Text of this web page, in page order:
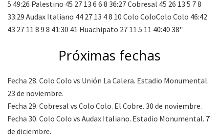
Próximas fechas
Fecha 28. Colo Colo vs Unión La Calera. Estadio Monumental.
23 de noviembre.
Fecha 29. Cobresal vs Colo Colo. El Cobre. 30 de noviembre.
Fecha 30. Colo Colo vs Audax Italiano. Estadio Monumental. 7
de diciembre.